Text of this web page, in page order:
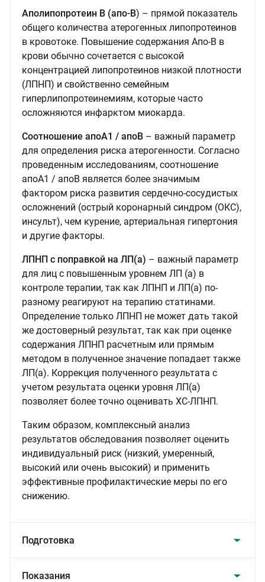
Аполипопротеин В (апо-В) – прямой показатель
общего количества атерогенных липопротеинов
в кровотоке. Повышение содержания Апо-В в
крови обычно сочетается с высокой
концентрацией липопротеинов низкой плотности
(ЛПНП) и свойственно семейным
гиперлипопротеинемиям, которые часто
осложняются инфарктом миокарда.
Соотношение апоА1 / апоВ – важный параметр
для определения риска атерогенности. Согласно
проведенным исследованиям, соотношение
апоА1 / апоВ является более значимым
фактором риска развития сердечно-сосудистых
осложнений (острый коронарный синдром (ОКС),
инсульт), чем курение, артериальная гипертония
и другие факторы.
ЛПНП с поправкой на ЛП(а) – важный параметр
для лиц с повышенным уровнем ЛП (а) в
контроле терапии, так как ЛПНП и ЛП(а) по-
разному реагируют на терапию статинами.
Определение только ЛПНП не может дать такой
же достоверный результат, так как при оценке
содержания ЛПНП расчетным или прямым
методом в полученное значение попадает также
ЛП(а). Коррекция полученного результата с
учетом результата оценки уровня ЛП(а)
позволяет более точно оценивать ХС-ЛПНП.
Таким образом, комплексный анализ
результатов обследования позволяет оценить
индивидуальный риск (низкий, умеренный,
высокий или очень высокий) и применить
эффективные профилактические меры по его
снижению.
Подготовка
Показания